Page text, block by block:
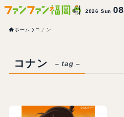
2026 Sun
ホーム コナン
コナン – tag –